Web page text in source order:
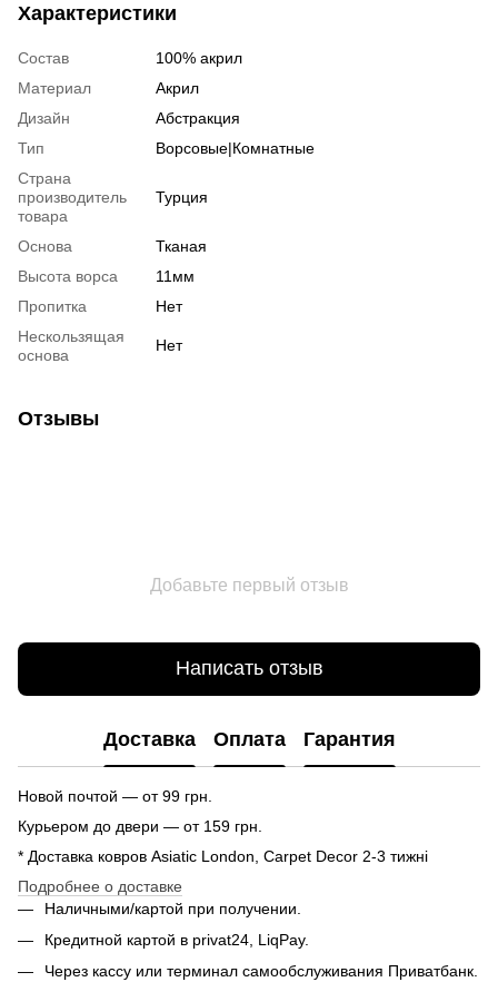
Характеристики
Состав
100% акрил
Материал
Акрил
Дизайн
Абстракция
Тип
Ворсовые|Комнатные
Страна
производитель
товара
Турция
Основа
Тканая
Высота ворса
11мм
Пропитка
Нет
Нескользящая
основа
Нет
Отзывы
Добавьте первый отзыв
Написать отзыв
Доставка Оплата Гарантия
Новой почтой — от 99 грн.
Курьером до двери — от 159 грн.
* Доставка ковров Asiatic London, Carpet Decor 2-3 тижні
Подробнее о доставке
Наличными/картой при получении.
Кредитной картой в privat24, LiqPay.
Через кассу или терминал самообслуживания Приватбанк.